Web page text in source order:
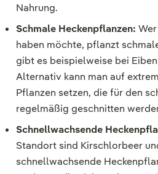
Nahrung.
Schmale Heckenpflanzen:
haben möchte, pflanzt
gibt es beispielweise bei
Alternativ kann man auf
Pflanzen setzen, die für den
regelmäßig geschnitten
Schnellwachsende
Standort sind Kirschlorbeer
schnellwachsende